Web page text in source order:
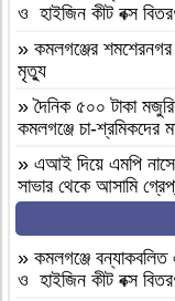
ও হাইজিন কীট বক্স
» কমলগঞ্জের
মৃত্যু
»দৈনিক ৫০০ টাকা
কমলগঞ্জে চা-শ্রমিকদের
» এআই দিয়ে এমপি
সাভার থেকে আসামি
বগুড়া আদমদীঘি ১শ
» বগুড়া আদমদীঘি’র
প্রদান
» কমলগঞ্জে বন্যাকবলিত
ও হাইজিন কীট বক্স